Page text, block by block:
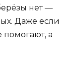
нет —
Даже если
а